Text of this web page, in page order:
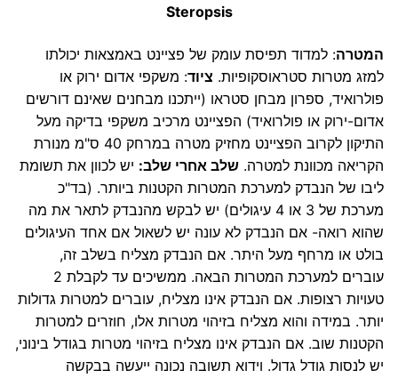
Steropsis
המטרה: למדוד תפיסת עומק של פציינט באמצאות יכולתו
למזג מטרות סטראוסקופיות. ציוד: משקפי אדום ירוק או
פולרואיד, ספרון מבחן סטראו (ייתכנו מבחנים שאינם דורשים
אדום-ירוק או פולרואיד) הפציינט מרכיב משקפי בדיקה מעל
התיקון לקרוב הפציינט מחזיק מטרה במרחק 40 ס"מ מנורת
הקריאה מכוונת למטרה. שלב אחרי שלב: יש לכוון את תשומת
ליבו של הנבדק למערכת המטרות הקטנות ביותר. (בד"כ
מערכת של 3 או 4 עיגולים) יש לבקש מהנבדק לתאר את מה
שהוא רואה- אם הנבדק לא עונה יש לשאול אם אחד העיגולים
בולט או מרחף מעל היתר. אם הנבדק מצליח בשלב זה,
עוברים למערכת המטרות הבאה. ממשיכים עד לקבלת 2
טעויות רצופות. אם הנבדק אינו מצליח, עוברים למטרות גדולות
יותר. במידה והוא מצליח בזיהוי מטרות אלו, חוזרים למטרות
הקטנות שוב. אם הנבדק אינו מצליח בזיהוי מטרות בגודל בינוני,
יש לנסות גודל גדול. וידוא תשובה נכונה ייעשה בבקשה